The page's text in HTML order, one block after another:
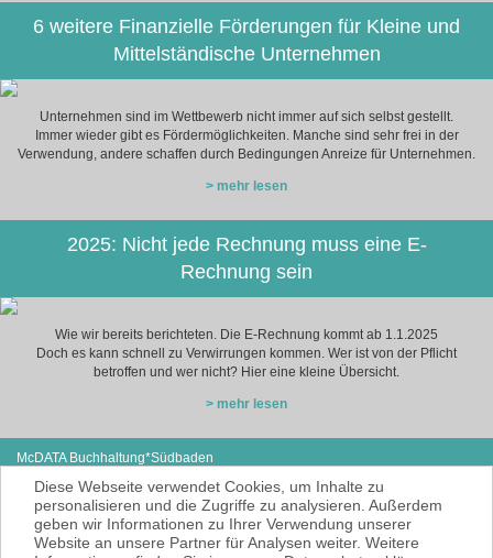
6 weitere Finanzielle Förderungen für Kleine und
Mittelständische Unternehmen
Unternehmen sind im Wettbewerb nicht immer auf sich selbst gestellt.
Immer wieder gibt es Fördermöglichkeiten. Manche sind sehr frei in der
Verwendung, andere schaffen durch Bedingungen Anreize für Unternehmen.
> mehr lesen
2025: Nicht jede Rechnung muss eine E-
Rechnung sein
Wie wir bereits berichteten. Die E-Rechnung kommt ab 1.1.2025
Doch es kann schnell zu Verwirrungen kommen. Wer ist von der Pflicht
betroffen und wer nicht? Hier eine kleine Übersicht.
> mehr lesen
McDATA Buchhaltung*Südbaden
79585 Steinen
E-Mail: noe@mcdata.de
McDATA ist eine sehr gute Alternative zu
Ihrem Steuerberater zur Erbringung der
Diese Webseite verwendet Cookies, um Inhalte zu
personalisieren und die Zugriffe zu analysieren. Außerdem
geben wir Informationen zu Ihrer Verwendung unserer
Website an unsere Partner für Analysen weiter. Weitere